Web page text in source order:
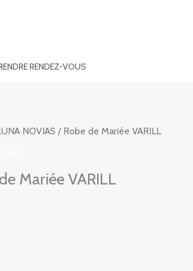
RENDEZ-VOUS
NOVIAS / Robe de Mariée VARILL
Mariée VARILL